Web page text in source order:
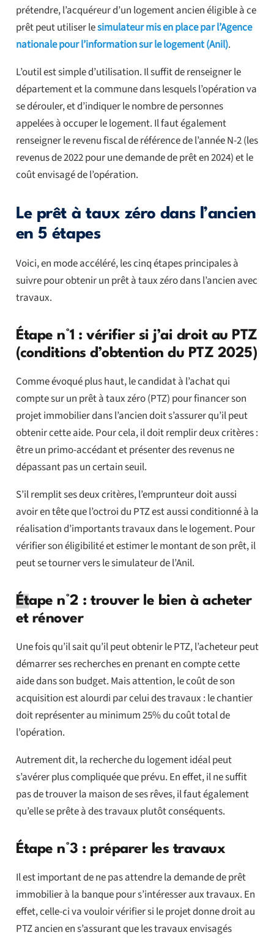
prétendre, l’acquéreur d’un logement ancien éligible à ce
prêt peut utiliser lesimulateur mis en place par l’Agence
nationale pour l’information sur le logement (Anil).
L’outil est simple d’utilisation. Il suffit de renseigner le
département et la commune dans lesquels l’opération va
se dérouler, et d’indiquer le nombre de personnes
appelées à occuper le logement. Il faut également
renseigner le revenu fiscal de référence de l’année N-2 (les
revenus de 2022 pour une demande de prêt en 2024) et le
coût envisagé de l’opération.
Le prêt à taux zéro dans l’ancien
en 5 étapes
Voici, en mode accéléré, les cinq étapes principales à
suivre pour obtenir un prêt à taux zéro dans l’ancien avec
travaux.
Étape n°1 : vérifier si j’ai droit au PTZ
(conditions d’obtention du PTZ 2025)
Comme évoqué plus haut, le candidat à l’achat qui
compte sur un prêt à taux zéro (PTZ) pour financer son
projet immobilier dans l’ancien doit s’assurer qu’il peut
obtenir cette aide. Pour cela, il doit remplir deux critères :
être un primo-accédant et présenter des revenus ne
dépassant pas un certain seuil.
S’il remplit ses deux critères, l’emprunteur doit aussi
avoir en tête que l’octroi du PTZ est aussi conditionné à la
réalisation d’importants travaux dans le logement. Pour
vérifier son éligibilité et estimer le montant de son prêt, il
peut se tourner vers le simulateur de l’Anil.
Étape n°2 : trouver le bien à acheter
et rénover
Une fois qu’il sait qu’il peut obtenir le PTZ, l’acheteur peut
démarrer ses recherches en prenant en compte cette
aide dans son budget. Mais attention, le coût de son
acquisition est alourdi par celui des travaux : le chantier
doit représenter au minimum 25% du coût total de
l’opération.
Autrement dit, la recherche du logement idéal peut
s’avérer plus compliquée que prévu. En effet, il ne suffit
pas de trouver la maison de ses rêves, il faut également
qu’elle se prête à des travaux plutôt conséquents.
Étape n°3 : préparer les travaux
Il est important de ne pas attendre la demande de prêt
immobilier à la banque pour s’intéresser aux travaux. En
effet, celle-ci va vouloir vérifier si le projet donne droit au
PTZ ancien en s’assurant que les travaux envisagés